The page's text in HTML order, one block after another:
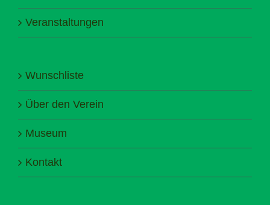
Veranstaltungen
Wunschliste
Über den Verein
Museum
Kontakt